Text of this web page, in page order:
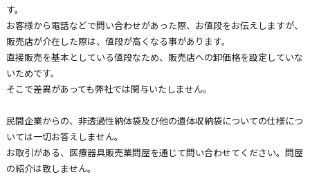
す。
お客様から電話などで問い合わせがあった際、お値段をお伝えしますが、
販売店が介在した際は、値段が高くなる事があります。
直接販売を基本としている値段なため、販売店への卸価格を設定していな
いためです。
そこで差異があっても弊社では関与いたしません。
民間企業からの、非透過性納体袋及び他の遺体収納袋についての仕様につ
いては一切お答えしません。
お取引がある、医療器具販売業問屋を通じて問い合わせてください。問屋
の紹介は致しません。